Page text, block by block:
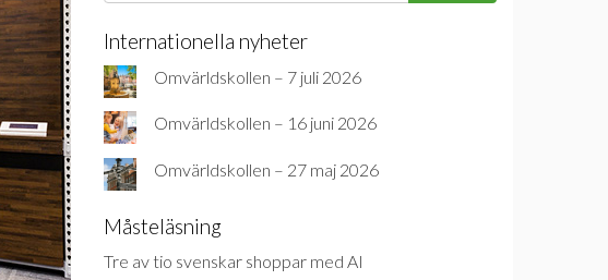
Internationella nyheter
Omvärldskollen – 7 juli 2026
Omvärldskollen – 16 juni 2026
Omvärldskollen – 27 maj 2026
Måsteläsning
Tre av tio svenskar shoppar med AI